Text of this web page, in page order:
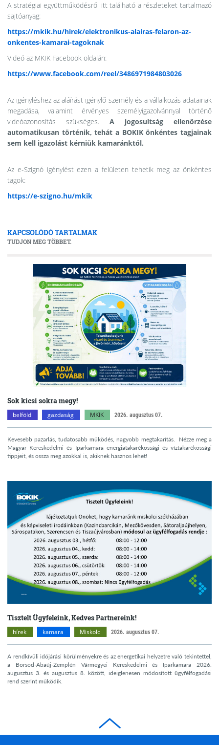
A stratégiai együttműködésről itt található a részleteket tartalmazó
sajtóanyag:
https://mkik.hu/hirek/elektronikus-alairas-felaron-az-
onkentes-kamarai-tagoknak
Videó az MKIK Facebook oldalán:
https://www.facebook.com/reel/3486971984803026
Az igényléshez az aláírást igénylő személy és a vállalkozás adatainak
megadása, valamint érvényes személyigazolvánnyal történő
videóazonosítás szükséges. A jogosultság ellenőrzése
automatikusan történik, tehát a BOKIK önkéntes tagjainak
sem kell igazolást kérniük kamaránktól.
Az e-Szignó igénylést ezen a felületen tehetik meg az önkéntes
tagok:
https://e-szigno.hu/mkik
KAPCSOLÓDÓ TARTALMAK
TUDJON MEG TÖBBET.
Sok kicsi sokra megy!
belföld gazdaság MKIK 2026. augusztus 07.
Kevesebb pazarlás, tudatosabb működés, nagyobb megtakarítás. Nézze meg a
Magyar Kereskedelmi és Iparkamara energiatakarékossági és víztakarékossági
tippjeit, és ossza meg azokkal is, akiknek hasznos lehet!
Tisztelt Ügyfeleink, Kedves Partnereink!
hírek kamara Miskolc 2026. augusztus 07.
A rendkívüli időjárási körülményekre és az energetikai helyzetre való tekintettel,
a Borsod-Abaúj-Zemplén Vármegyei Kereskedelmi és Iparkamara 2026.
augusztus 3. és augusztus 8. között, ideiglenesen módosított ügyfélfogadási
rend szerint működik.